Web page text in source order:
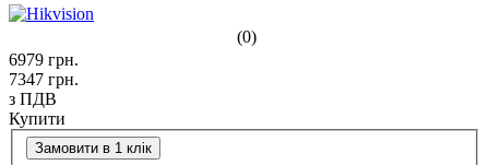
(0)
6979 грн.
7347 грн.
з ПДВ
Купити
Замовити в 1 клік